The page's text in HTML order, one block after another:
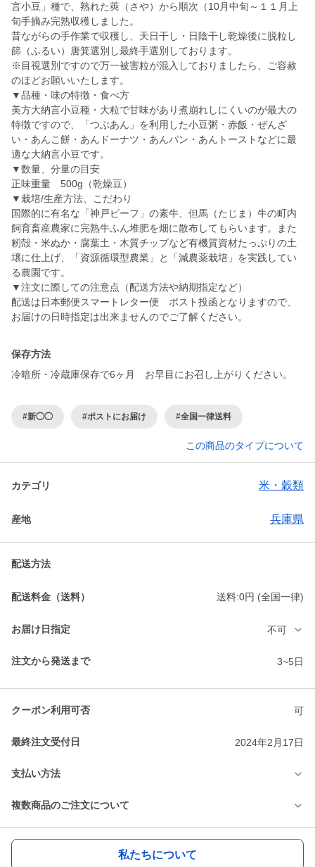
言小豆」種で、熟れた莢（さや）から順次（10月中旬～１１月上
旬手摘み完熟収穫しました。
昔ながらの手作業で収穫し、天日干し・日陰干し乾燥後に脱粒し
篩（ふるい）唐箕選別し最終手選別しております。
※目視選別ですので万一被害粒が混入しておりましたら、ご容赦
のほどお願いいたします。
▼品種・味の特徴・食べ方
美方大納言小豆種・大粒で甘味があり煮崩れしにくいのが最大の
特徴ですので、「つぶあん」を利用した小豆粥・赤飯・ぜんざ
い・あんこ餅・あんドーナツ・あんパン・あんトーストなどに最
適な大納言小豆です。
▼数量、分量の目安
正味重量 500g（乾燥豆）
▼栽培/生産方法、こだわり
国際的に有名な「神戸ビーフ」の素牛、但馬（たじま）牛の町内
飼育畜産農家に完熟牛ふん堆肥を畑に散布してもらいます。また
籾殻・米ぬか・腐葉土・木質チップなど有機質資材たっぷりの土
壌に仕上げ、「資源循環型農業」と「減農薬栽培」を実践してい
る農園です。
▼注文に際しての注意点（配送方法や納期指定など）
配送は日本郵便スマートレター便 ポスト投函となりますので、
お届けの日時指定は出来ませんのでご了解ください。
保存方法
冷暗所・冷蔵庫保存で6ヶ月 お早目にお召し上がりください。
#新◯◯ #ポストにお届け #全国一律送料
この商品のタイプについて
カテゴリ 米・穀類
産地 兵庫県
配送方法
配送料金（送料） 送料:0円 (全国一律)
お届け日指定 不可
注文から発送まで 3~5日
クーポン利用可否 可
最終注文受付日 2024年2月17日
支払い方法
複数商品のご注文について
私たちについて